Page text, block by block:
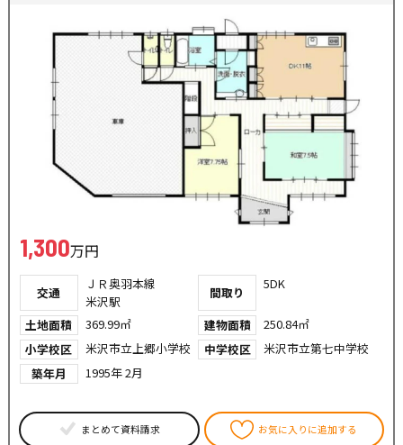
1,300万円
交通
ＪＲ奥羽本線
米沢駅
間取り
5DK
土地面積 369.99㎡ 建物面積
250.84㎡
小学校区
米沢市立上郷小学校 中学校区
米沢市立第七中学校
築年月
1995年 2月
まとめて資料請求 お気に入りに追加する